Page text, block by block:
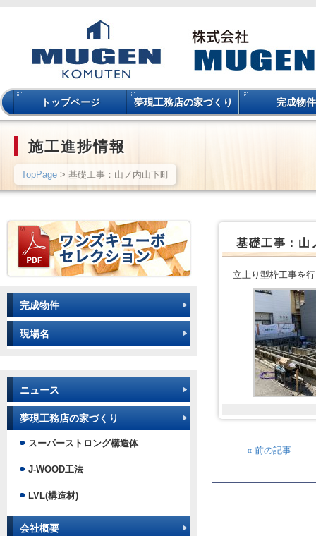
トップページ 夢現工務店の家づくり 完成物件
施工進捗情報
TopPage > 基礎工事：山ノ内山下町
基礎工事：山
立上り型枠工事を
« 前の記事
完成物件
現場名
ニュース
夢現工務店の家づくり
スーパーストロング構造体
J-WOOD工法
LVL(構造材)
会社概要